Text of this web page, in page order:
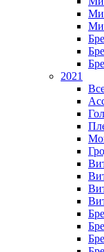
2021